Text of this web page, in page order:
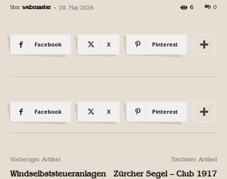
Von webmaster - 29. Mai 2026 0
6
Facebook X Pinterest
Facebook X Pinterest
Vorheriger Artikel
Windselbststeueranlagen
Nächster Artikel
Zürcher Segel – Club 1917